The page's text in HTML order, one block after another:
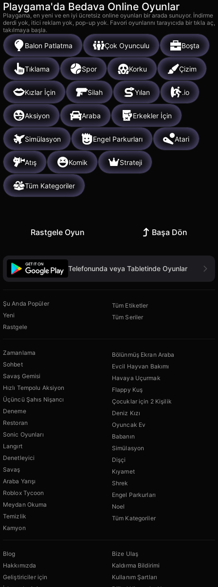
Playgama'da Bedava Online Oyunlar
Playgama, en yeni ve en iyi ücretsiz online oyunları bir arada sunuyor. İndirme
derdi yok, itici reklam yok, pop-up yok. Favori oyunlarını tarayıcıda bir tıkla aç,
takılmaya başla.
Balon Patlatma Çok Oyunculu Boşta
Tıklama Spor Korku Çizim
Kızlar İçin Silah Yılan .io
Aksiyon Araba Erkekler İçin
Simülasyon Engel Parkurları Atari
Atış Komik Strateji
Tüm Kategoriler
Rastgele Oyun Başa Dön
Telefonunda veya Tabletinde Oyunlar
Şu Anda Popüler
Yeni
Rastgele
Tüm Etiketler
Tüm Seriler
Zamanlama
Sohbet
Savaş Gemisi
Hızlı Tempolu Aksiyon
Üçüncü Şahıs Nişancı
Deneme
Restoran
Sonic Oyunları
Langırt
Denetleyici
Savaş
Araba Yarışı
Roblox Tycoon
Meydan Okuma
Temizlik
Kamyon
Bölünmüş Ekran Araba
Evcil Hayvan Bakımı
Havaya Uçurmak
Flappy Kuş
Çocuklar için 2 Kişilik
Deniz Kızı
Oyuncak Ev
Babanın
Simülasyon
Dişçi
Kıyamet
Shrek
Engel Parkurları
Noel
Tüm Kategoriler
Blog
Hakkımızda
Geliştiriciler için
Bize Ulaş
Kaldırma Bildirimi
Kullanım Şartları